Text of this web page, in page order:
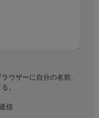
ウザーに自分の名前、
。